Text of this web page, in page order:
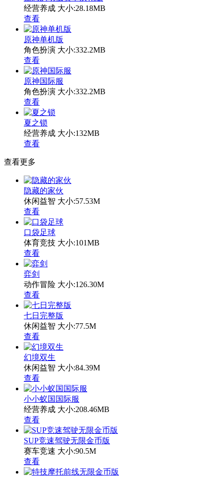
经营养成 大小:28.18MB
查看
原神单机版
角色扮演 大小:332.2MB
查看
原神国际服
角色扮演 大小:332.2MB
查看
夏之锁
经营养成 大小:132MB
查看
查看更多
隐藏的家伙
休闲益智 大小:57.53M
查看
口袋足球
体育竞技 大小:101MB
查看
弈剑
动作冒险 大小:126.30M
查看
七日完整版
休闲益智 大小:77.5M
查看
幻境双生
休闲益智 大小:84.39M
查看
小小蚁国国际服
经营养成 大小:208.46MB
查看
SUP竞速驾驶无限金币版
赛车竞速 大小:90.5M
查看